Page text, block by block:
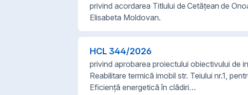
privind acordarea Titlului de Cetățean de
Elisabeta Moldovan.
HCL 344/2026
privind aprobarea proiectului obiectivului de
Reabilitare termică imobil str. Teiului nr.1,
Eficiență energetică în clădiri…